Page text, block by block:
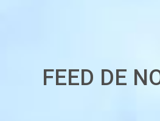
FEED DE